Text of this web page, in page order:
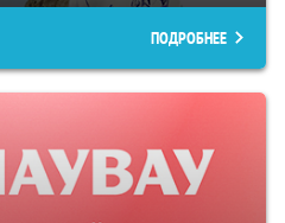
ПОДРОБНЕЕ